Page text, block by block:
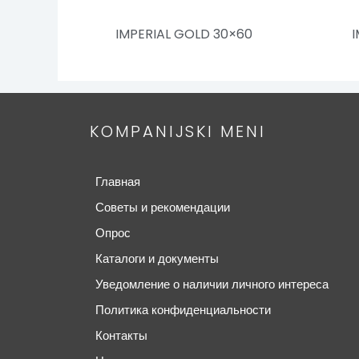
IMPERIAL GOLD 30×60
KOMPANIJSKI MENI
Главная
Советы и рекомендации
Опрос
Каталоги и документы
Уведомление о наличии личного интереса
Политика конфиденциальности
Контакты